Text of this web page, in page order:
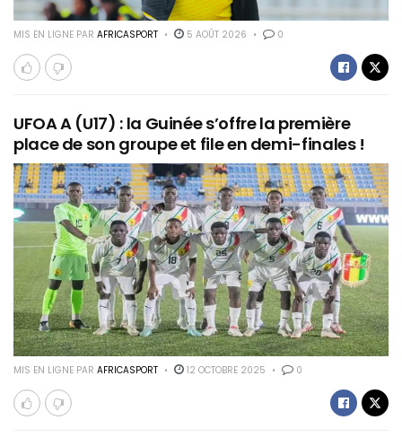
MIS EN LIGNE PAR AFRICASPORT 5 AOÛT 2026 0
UFOA A (U17) : la Guinée s’offre la première
place de son groupe et file en demi-finales !
MIS EN LIGNE PAR AFRICASPORT 12 OCTOBRE 2025 0